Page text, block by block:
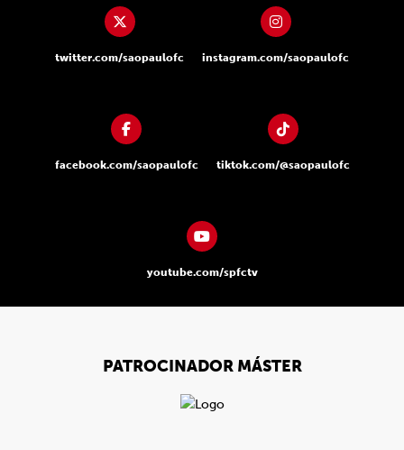
twitter.com/saopaulofc instagram.com/saopaulofc
facebook.com/saopaulofc tiktok.com/@saopaulofc
youtube.com/spfctv
PATROCINADOR MÁSTER